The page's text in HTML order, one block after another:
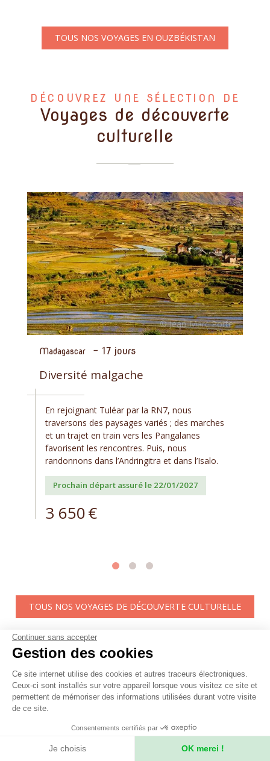
TOUS NOS VOYAGES EN OUZBÉKISTAN
DÉCOUVREZ UNE SÉLECTION DE
Voyages de découverte
culturelle
Madagascar - 17 jours
Diversité malgache
En rejoignant Tuléar par la RN7, nous
traversons des paysages variés ; des marches
et un trajet en train vers les Pangalanes
favorisent les rencontres. Puis, nous
randonnons dans l’Andringitra et dans l’Isalo.
Prochain départ assuré le 22/01/2027
3 650€
TOUS NOS VOYAGES DE DÉCOUVERTE CULTURELLE
Vous aimerez aussi
Continuer sans accepter
Gestion des cookies
Ce site internet utilise des cookies et autres traceurs électroniques.
Ceux-ci sont installés sur votre appareil lorsque vous visitez ce site et
permettent de mémoriser des informations utilisées durant votre visite
de ce site.
Consentements certifiés par
Je choisis OK merci !